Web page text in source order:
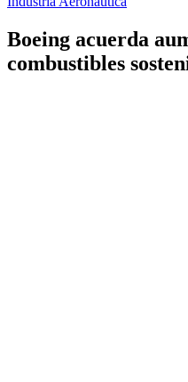
Boeing acuerda
combustibles